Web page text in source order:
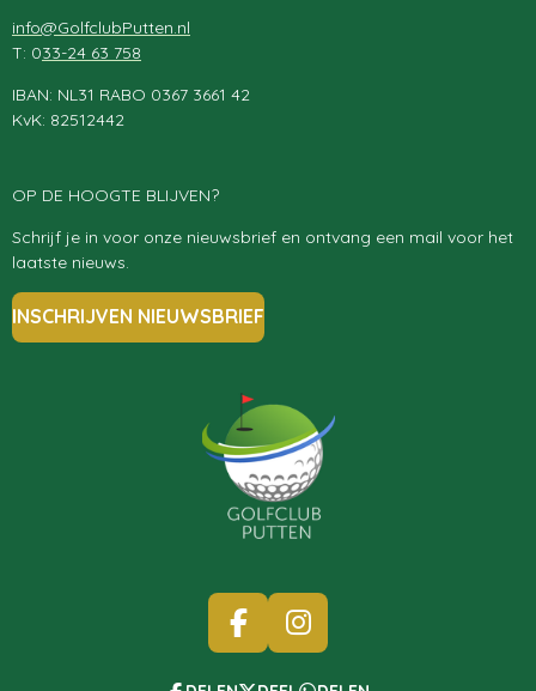
info@GolfclubPutten.nl
T: 033-24 63 758
IBAN: NL31 RABO 0367 3661 42
KvK: 82512442
OP DE HOOGTE BLIJVEN?
Schrijf je in voor onze nieuwsbrief en ontvang een mail voor het
laatste nieuws.
INSCHRIJVEN NIEUWSBRIEF
F
I